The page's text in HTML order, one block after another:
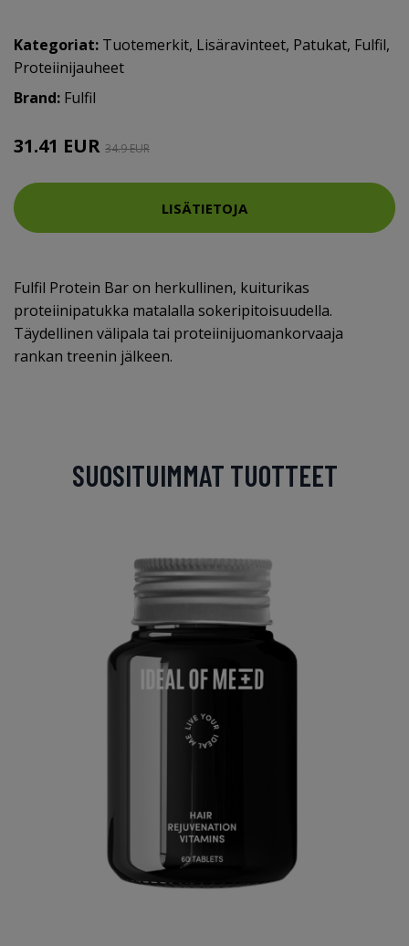
Kategoriat: Tuotemerkit, Lisäravinteet, Patukat, Fulfil,
Proteiinijauheet
Brand: Fulfil
31.41 EUR 34.9 EUR
LISÄTIETOJA
Fulfil Protein Bar on herkullinen, kuiturikas
proteiinipatukka matalalla sokeripitoisuudella.
Täydellinen välipala tai proteiinijuomankorvaaja
rankan treenin jälkeen.
SUOSITUIMMAT TUOTTEET